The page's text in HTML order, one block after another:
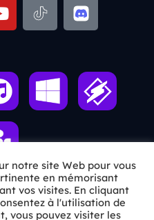
notre site Web pour vous
en mémorisant
vos visites. En cliquant
à l'utilisation de
vous pouvez visiter les